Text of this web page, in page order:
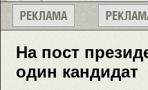
На пост
один кандидат